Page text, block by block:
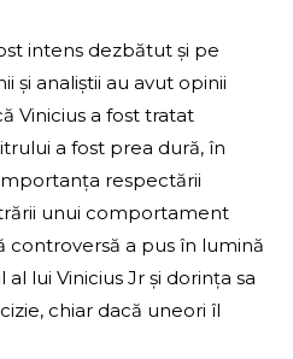
intens dezbătut și pe
și analiștii au avut opinii
Vinicius a fost tratat
a fost prea dură, în
respectării
unui comportament
controversă a pus în lumină
lui Vinicius Jr și dorința sa
chiar dacă uneori îl